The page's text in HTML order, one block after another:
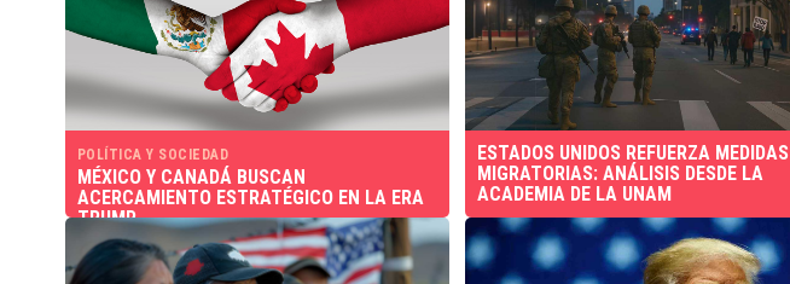
POLÍTICA Y SOCIEDAD
MÉXICO Y CANADÁ BUSCAN
ACERCAMIENTO ESTRATÉGICO EN LA ERA
TRUMP
ESTADOS UNIDOS REFUERZA MEDIDAS
MIGRATORIAS: ANÁLISIS DESDE LA
ACADEMIA DE LA UNAM